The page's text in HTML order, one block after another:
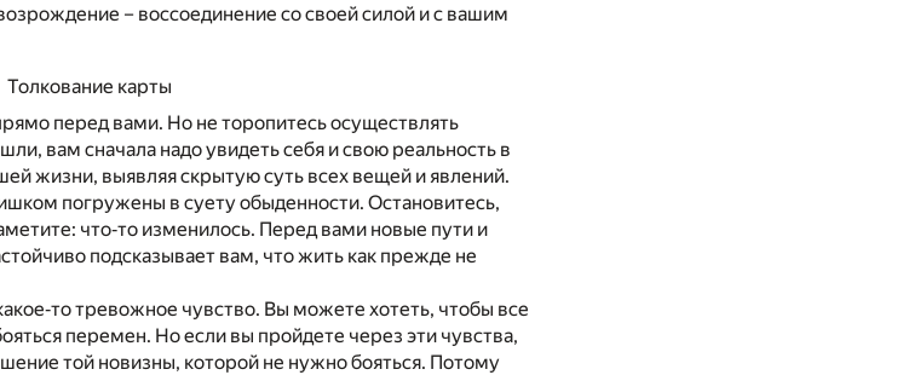
– воссоединение со своей силой и с вашим
Толкование карты
перед вами. Но не торопитесь осуществлять
вам сначала надо увидеть себя и свою реальность в
жизни, выявляя скрытую суть всех вещей и явлений.
погружены в суету обыденности. Остановитесь,
что‐то изменилось. Перед вами новые пути и
подсказывает вам, что жить как прежде не
тревожное чувство. Вы можете хотеть, чтобы все
перемен. Но если вы пройдете через эти чувства,
той новизны, которой не нужно бояться. Потому